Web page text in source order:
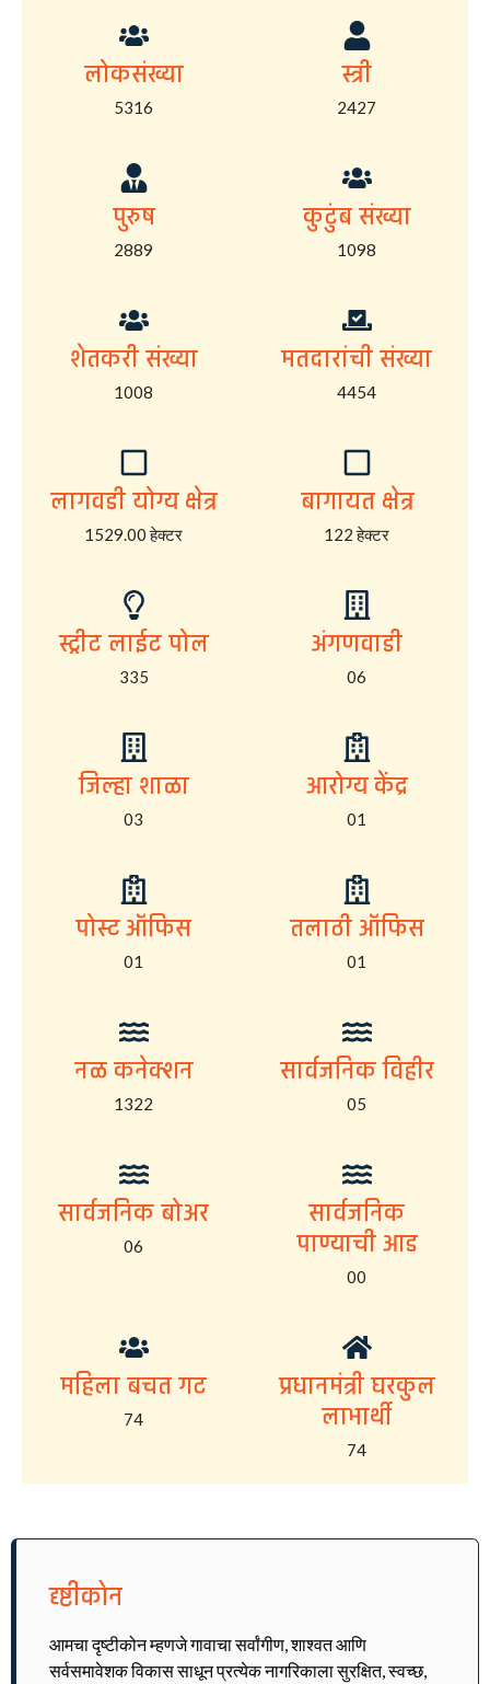
लोकसंख्या
5316
स्त्री
2427
पुरुष
2889
कुटुंब संख्या
1098
शेतकरी संख्या
1008
मतदारांची संख्या
4454
लागवडी योग्य क्षेत्र
1529.00 हेक्टर
बागायत क्षेत्र
122 हेक्टर
स्ट्रीट लाईट पोल
335
अंगणवाडी
06
जिल्हा शाळा
03
आरोग्य केंद्र
01
पोस्ट ऑफिस
01
तलाठी ऑफिस
01
नळ कनेक्शन
1322
सार्वजनिक विहीर
05
सार्वजनिक बोअर
06
सार्वजनिक
पाण्याची आड
00
महिला बचत गट
74
प्रधानमंत्री घरकुल
लाभार्थी
74
दृष्टीकोन
आमचा दृष्टीकोन म्हणजे गावाचा सर्वांगीण, शाश्वत आणि
सर्वसमावेशक विकास साधून प्रत्येक नागरिकाला सुरक्षित, स्वच्छ,